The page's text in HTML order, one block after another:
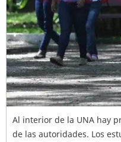
Al interior de la UNA hay
de las autoridades. Los